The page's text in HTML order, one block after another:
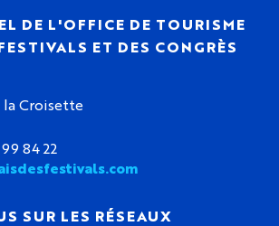
DE L'OFFICE DE TOURISME
ET DES CONGRÈS
la Croisette
84 22
SUR LES RÉSEAUX